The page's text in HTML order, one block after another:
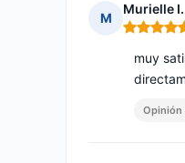
M
Murielle I.
Nota: 5 de
muy
Opinión